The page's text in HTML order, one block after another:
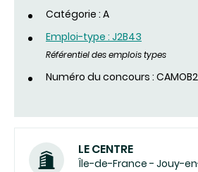
Catégorie : A
Emploi-type : J2B43
Référentiel des emplois types
Numéro du concours :
LE CENTRE
Île-de-France - Jouy-